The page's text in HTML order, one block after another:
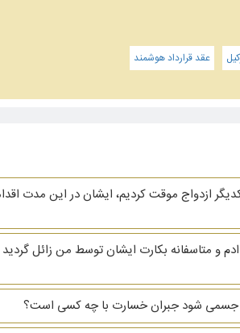
عقد قرارداد هوشمند
ازدواج موقت کردیم، ایشان در این مدت
جسمی شود جبران خسارت با چه کسی است؟